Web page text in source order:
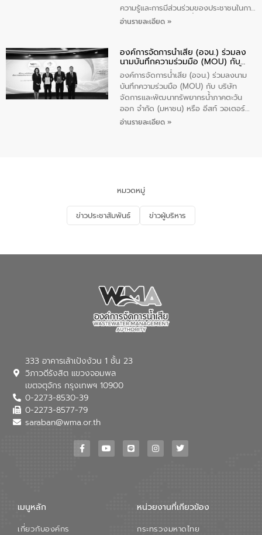
ความรู้และการมีส่วนร่วมของประชาชนในการ
ป้องกันและแก้ไขปัญหาน้ำเสียอย่างยั่งยืน
ชุมชนและการบำบัดน้ำเสียเบื้องต้น ให้กับ
นักเรียนชั้นประถมศึกษาปีที่ 5 โรงเรียน
เทศบาล 1 (พะเยาประชานุกูล) จำนวน 30
คน
อ่านรายละเอียด »
องค์การจัดการน้ำเสีย (อจน.) ร่วมลง
นามบันทึกความร่วมมือ (MOU) กับ
บริษัท จัดการและพัฒนาทรัพยากรน้ำ
ภาคตะวันออก จำกัด (มหาชน) หรือ อีส
ท์ วอเตอร์
องค์การจัดการน้ำเสีย (อจน.) ร่วมลงนาม
บันทึกความร่วมมือ (MOU) กับ บริษัท
จัดการและพัฒนาทรัพยากรน้ำภาคตะวัน
ออก จำกัด (มหาชน) หรือ อีสท์ วอเตอร์
เมื่อวันอังคารที่ 4 สิงหาคม 2569 ณ ห้อง
ด้านน้ำของประเทศ และเตรียมความพร้อม
รองรับการเติบโตของเมือง รวมถึงการ
ลงทุนในอุตสาหกรรมแห่งอนาคต ตลอดจน
มุ่งตอบโจทย์ความท้าทายจากวิกฤตการ
ในครั้งนี้เป็นการดึงจุดแข็งและความ
(อจน.) มาผสานกับประสบการณ์และ
เทคโนโลยีโครงข่ายน้ำครบวงจรในพื้นที่ EEC
ของอีสท์ วอเตอร์ เพื่อร่วมกันศึกษา
เทคโนโลยีการปรับปรุงคุณภาพน้ำ (Water
Reuse) และพัฒนารูปแบบการดำเนินงาน
ใช้น้ำที่พุ่งสูงขึ้นจากการขยายตัวของ
การองค์การจัดการน้ำเสีย กล่าวถึงภารกิจ
เพื่อสนับสนุนการพัฒนาเมืองอย่างยั่งยืน
ขณะที่ นายบดินทร์ อุดล กรรมการผู้อำนวย
สมดุลทางเศรษฐกิจและสิ่งแวดล้อมได้อย่าง
ภาคเอกชนในครั้งนี้ นับเป็นก้าวสำคัญของ
อ่านรายละเอียด »
หมวดหมู่
ข่าวประชาสัมพันธ์ ข่าวผู้บริหาร
333 อาคารเล้าเป้งง้วน 1 ชั้น 23
วิภาวดีรังสิต แขวงจอมพล
เขตจตุจักร กรุงเทพฯ 10900
0-2273-8530-39
0-2273-8577-79
saraban@wma.or.th
เมนูหลัก
เกี่ยวกับองค์กร
หน่วยงานที่เกียวข้อง
กระทรวงมหาดไทย